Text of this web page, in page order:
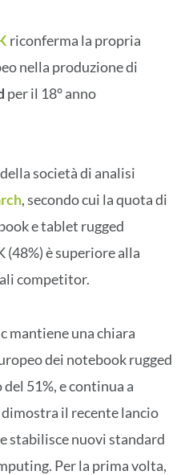
riconferma la propria
nella produzione di
per il 18° anno
società di analisi
, secondo cui la quota di
e tablet rugged
(48%) è superiore alla
competitor.
mantiene una chiara
dei notebook rugged
51%, e continua a
il recente lancio
stabilisce nuovi standard
Per la prima volta,